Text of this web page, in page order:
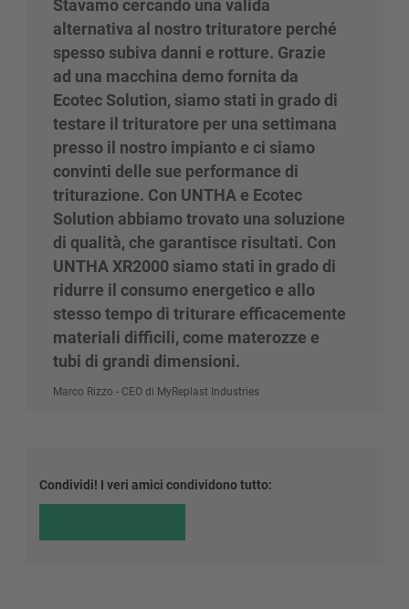
Stavamo cercando una valida
alternativa al nostro trituratore perché
spesso subiva danni e rotture. Grazie
ad una macchina demo fornita da
Ecotec Solution, siamo stati in grado di
testare il trituratore per una settimana
presso il nostro impianto e ci siamo
convinti delle sue performance di
triturazione. Con UNTHA e Ecotec
Solution abbiamo trovato una soluzione
di qualità, che garantisce risultati. Con
UNTHA XR2000 siamo stati in grado di
ridurre il consumo energetico e allo
stesso tempo di triturare efficacemente
materiali difficili, come materozze e
tubi di grandi dimensioni.
Marco Rizzo - CEO di MyReplast Industries
Condividi! I veri amici condividono tutto: